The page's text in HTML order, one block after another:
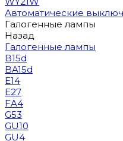
Автоматические
Галогенные лампы
Назад
Галогенные лампы
B15d
BA15d
E14
E27
FA4
G53
GU10
GU4